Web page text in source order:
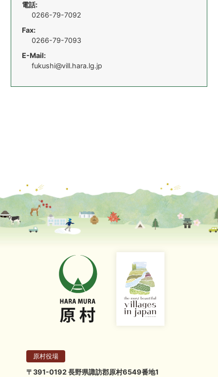
電話:
0266-79-7092
Fax:
0266-79-7093
E-Mail:
fukushi@vill.hara.lg.jp
原村役場
〒391-0192 長野県諏訪郡原村6549番地1